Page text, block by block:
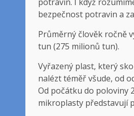
bezpečnost potravin a
Průměrný člověk ročně
tun (275 milionů tun).
Vyřazený plast, který
nalézt téměř všude, od
Od počátku do poloviny
mikroplasty představují